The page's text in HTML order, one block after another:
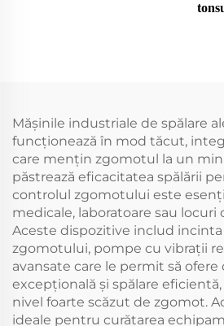
Mășinile industriale de spălare
funcționează în mod tăcut,
care mențin zgomotul la un
păstrează eficacitatea spălării
controlul zgomotului este
medicale, laboratoare sau locuri
Aceste dispozitive includ
zgomotului, pompe cu vibrații
avansate care le permit să ofere
excepțională și spălare
nivel foarte scăzut de zgomot.
ideale pentru curățarea